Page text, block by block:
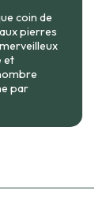
coin de
pierres
et
par